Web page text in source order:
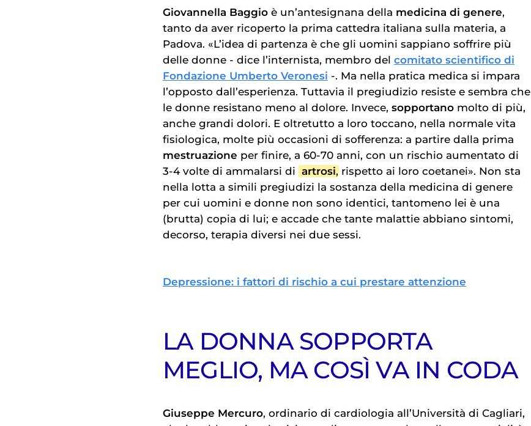
Giovannella Baggio è un’antesignana della medicina di genere,
tanto da aver ricoperto la prima cattedra italiana sulla materia, a
Padova. «L’idea di partenza è che gli uomini sappiano soffrire più
delle donne - dice l’internista, membro del comitato scientifico di
Fondazione Umberto Veronesi -. Ma nella pratica medica si impara
l’opposto dall’esperienza. Tuttavia il pregiudizio resiste e sembra che
le donne resistano meno al dolore. Invece, sopportano molto di più,
anche grandi dolori. E oltretutto a loro toccano, nella normale vita
fisiologica, molte più occasioni di sofferenza: a partire dalla prima
mestruazione per finire, a 60-70 anni, con un rischio aumentato di
3-4 volte di ammalarsi di artrosi, rispetto ai loro coetanei». Non sta
nella lotta a simili pregiudizi la sostanza della medicina di genere
per cui uomini e donne non sono identici, tantomeno lei è una
(brutta) copia di lui; e accade che tante malattie abbiano sintomi,
decorso, terapia diversi nei due sessi.
Depressione: i fattori di rischio a cui prestare attenzione
LA DONNA SOPPORTA
MEGLIO, MA COSÌ VA IN CODA
Giuseppe Mercuro, ordinario di cardiologia all’Università di Cagliari,